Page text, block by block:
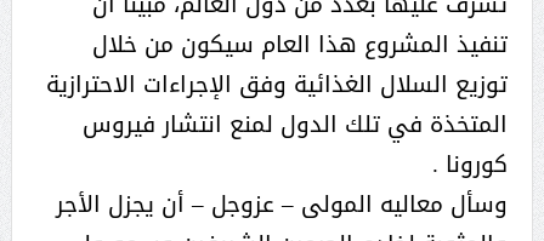
تنفيذ المشروع هذا العام سيكون من خلال
توزيع السلال الغذائية وفق الإجراءات الاحترازية
المتخذة في تلك الدول لمنع انتشار فيروس
كورونا .
وسأل معاليه المولى – عزوجل – أن يجزل الأجر